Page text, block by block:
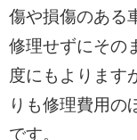
傷や損傷のある
修理せずにその
度にもよります
りも修理費用の
です。